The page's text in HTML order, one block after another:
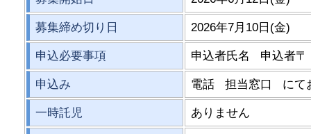
募集締め切り日 2026年7月10日(金)
申込必要事項 申込者氏名 申込者
申込み 電話 担当窓口 にて
一時託児 ありません